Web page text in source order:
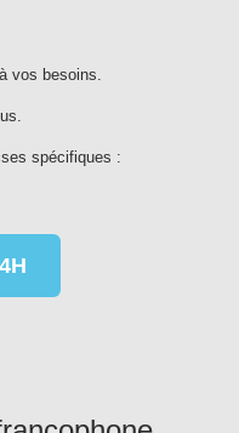
vos besoins.
spécifiques :